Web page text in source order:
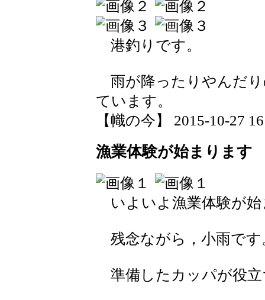
港釣りです。
雨が降ったりやんだり
ています。
【幟の今】 2015-10-27
漁業体験が始まります
いよいよ漁業体験が始
残念ながら，小雨です
準備したカッパが役立